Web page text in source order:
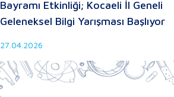
Bayramı Etkinliği; Kocaeli İl Geneli
Geleneksel Bilgi Yarışması Başlıyor
27.04.2026